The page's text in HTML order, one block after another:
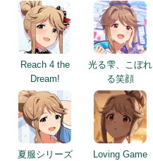
Reach 4 the
Dream!
光る雫、こぼれ
る笑顔
夏服シリーズ Loving Game